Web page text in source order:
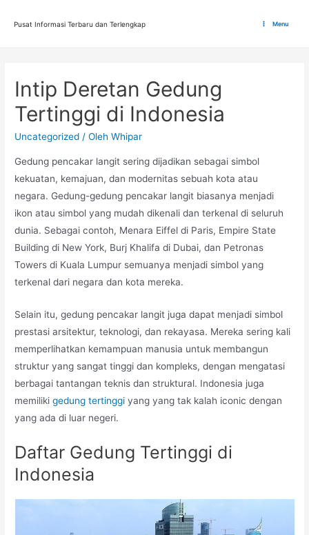
Pusat Informasi Terbaru dan Terlengkap Menu
Intip Deretan Gedung
Tertinggi di Indonesia
Uncategorized / OlehWhipar
Gedung pencakar langit sering dijadikan sebagai simbol
kekuatan, kemajuan, dan modernitas sebuah kota atau
negara. Gedung-gedung pencakar langit biasanya menjadi
ikon atau simbol yang mudah dikenali dan terkenal di seluruh
dunia. Sebagai contoh, Menara Eiffel di Paris, Empire State
Building di New York, Burj Khalifa di Dubai, dan Petronas
Towers di Kuala Lumpur semuanya menjadi simbol yang
terkenal dari negara dan kota mereka.
Selain itu, gedung pencakar langit juga dapat menjadi simbol
prestasi arsitektur, teknologi, dan rekayasa. Mereka sering kali
memperlihatkan kemampuan manusia untuk membangun
struktur yang sangat tinggi dan kompleks, dengan mengatasi
berbagai tantangan teknis dan struktural. Indonesia juga
memilikigedung tertinggi yang yang tak kalah iconic dengan
yang ada di luar negeri.
Daftar Gedung Tertinggi di
Indonesia